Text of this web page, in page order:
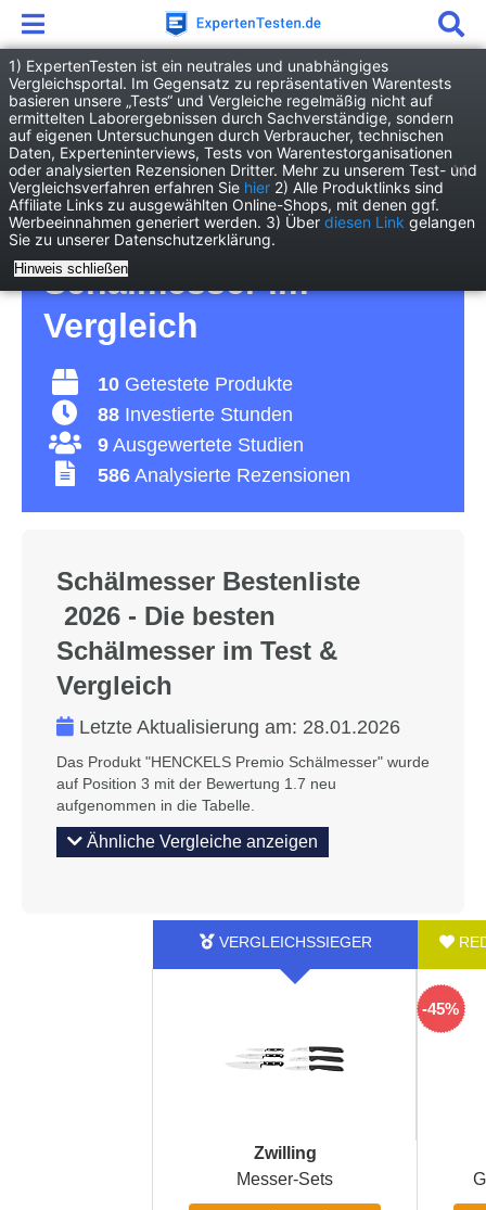
Haushalt
Kücheninventar
Schälmesser
Schälmesser Test 2026
• Die 10 besten
Schälmesser im
Vergleich
10 Getestete Produkte
88 Investierte Stunden
9 Ausgewertete Studien
586 Analysierte Rezensionen
Schälmesser Bestenliste
2026 - Die besten
Schälmesser im Test &
Vergleich
Letzte Aktualisierung am: 28.01.2026
Das Produkt "HENCKELS Premio Schälmesser" wurde
auf Position 3 mit der Bewertung 1.7 neu
aufgenommen in die Tabelle.
Ähnliche Vergleiche anzeigen
-45%
Zwilling
Messer-Sets
1) ExpertenTesten ist ein neutrales und unabhängiges
Vergleichsportal. Im Gegensatz zu repräsentativen Warentests
basieren unsere „Tests“ und Vergleiche regelmäßig nicht auf
ermittelten Laborergebnissen durch Sachverständige, sondern
auf eigenen Untersuchungen durch Verbraucher, technischen
Daten, Experteninterviews, Tests von Warentestorganisationen
oder analysierten Rezensionen Dritter. Mehr zu unserem Test- und
Vergleichsverfahren erfahren Sie hier 2) Alle Produktlinks sind
Affiliate Links zu ausgewählten Online-Shops, mit denen ggf.
Werbeeinnahmen generiert werden. 3) Über diesen Link gelangen
Sie zu unserer Datenschutzerklärung.
Hinweis schließen